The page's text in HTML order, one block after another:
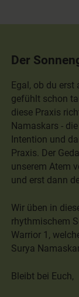
Der
Egal, ob du
gefühlt schon
diese Praxis
Namaskars -
Intention und
Praxis. Der
unserem Atem
und erst dann
Wir üben in
rhythmischem
Warrior 1,
Surya
Bleibt bei Euch,